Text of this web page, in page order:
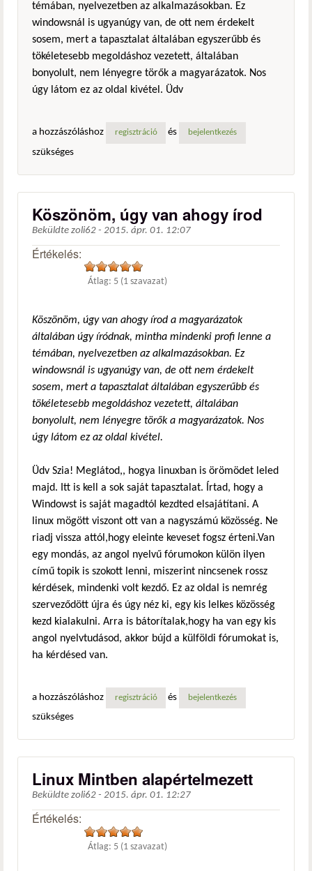
témában, nyelvezetben az alkalmazásokban. Ez
windowsnál is ugyanúgy van, de ott nem érdekelt
sosem, mert a tapasztalat általában egyszerűbb és
tökéletesebb megoldáshoz vezetett, általában
bonyolult, nem lényegre törők a magyarázatok. Nos
úgy látom ez az oldal kivétel. Üdv
a hozzászóláshoz regisztráció és bejelentkezés
szükséges
Köszönöm, úgy van ahogy írod
Beküldte zoli62 - 2015. ápr. 01. 12:07
Értékelés:
Átlag: 5 (1 szavazat)
Köszönöm, úgy van ahogy írod a magyarázatok
általában úgy íródnak, mintha mindenki profi lenne a
témában, nyelvezetben az alkalmazásokban. Ez
windowsnál is ugyanúgy van, de ott nem érdekelt
sosem, mert a tapasztalat általában egyszerűbb és
tökéletesebb megoldáshoz vezetett, általában
bonyolult, nem lényegre törők a magyarázatok. Nos
úgy látom ez az oldal kivétel.
Üdv Szia! Meglátod,, hogya linuxban is örömödet leled
majd. Itt is kell a sok saját tapasztalat. Írtad, hogy a
Windowst is saját magadtól kezdted elsajátítani. A
linux mögött viszont ott van a nagyszámú közösség. Ne
riadj vissza attól,hogy eleinte keveset fogsz érteni.Van
egy mondás, az angol nyelvű fórumokon külön ilyen
című topik is szokott lenni, miszerint nincsenek rossz
kérdések, mindenki volt kezdő. Ez az oldal is nemrég
szerveződött újra és úgy néz ki, egy kis lelkes közösség
kezd kialakulni. Arra is bátorítalak,hogy ha van egy kis
angol nyelvtudásod, akkor bújd a külföldi fórumokat is,
ha kérdésed van.
a hozzászóláshoz regisztráció és bejelentkezés
szükséges
Linux Mintben alapértelmezett
Beküldte zoli62 - 2015. ápr. 01. 12:27
Értékelés:
Átlag: 5 (1 szavazat)